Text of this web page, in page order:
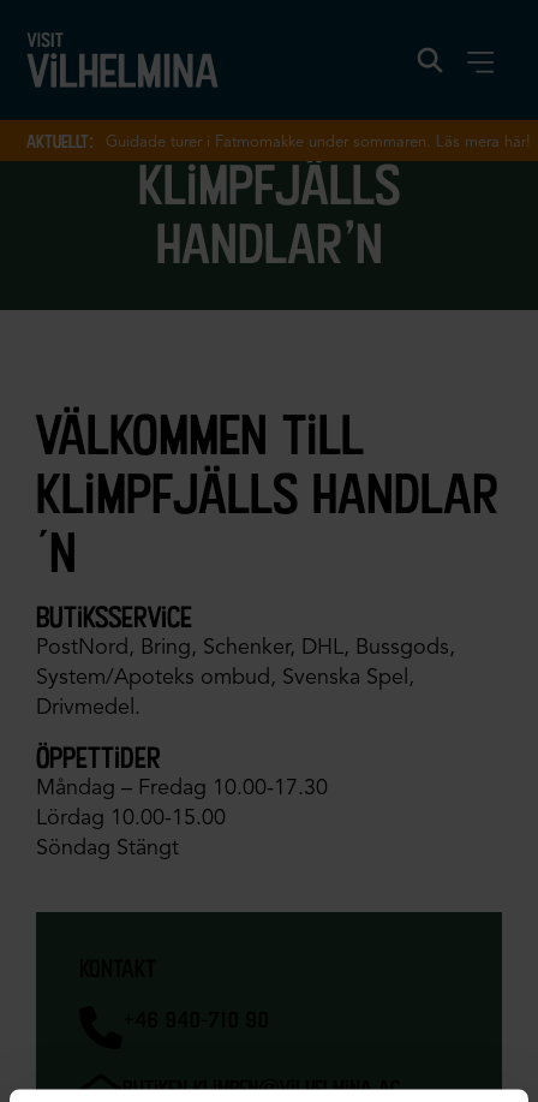
aktuellt: Guidade turer i Fatmomakke under sommaren. Läs mera här!
klimpfjälls
handlar’n
välkommen till
klimpfjälls handlar
´n
butiksservice
PostNord, Bring, Schenker, DHL, Bussgods,
System/Apoteks ombud, Svenska Spel,
Drivmedel.
öppettider
Måndag – Fredag 10.00-17.30
Lördag 10.00-15.00
Söndag Stängt
butiken.klimpen@vilhelmina.ac